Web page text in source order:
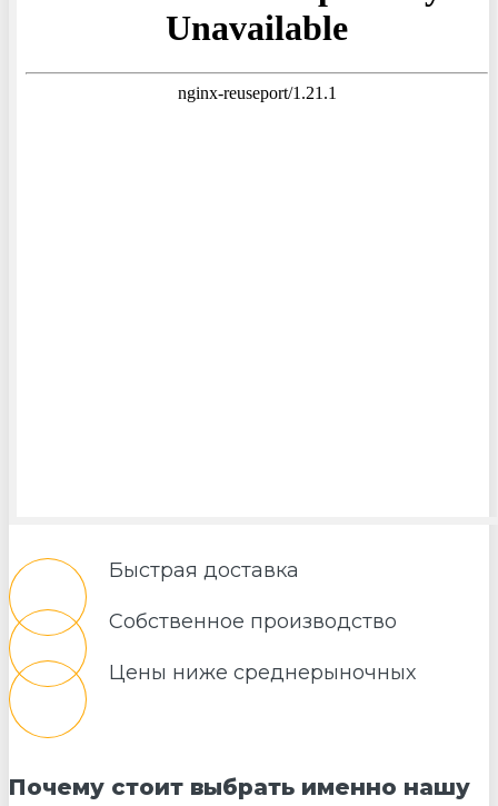
Быстрая доставка
Собственное производство
Цены ниже среднерыночных
Почему стоит выбрать именно нашу